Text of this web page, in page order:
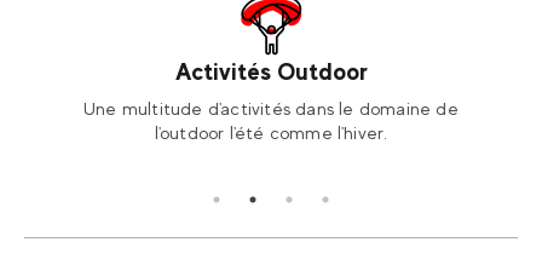
Activités Outdoor
Une multitude d'activités dans le domaine de
l'outdoor l'été comme l'hiver.